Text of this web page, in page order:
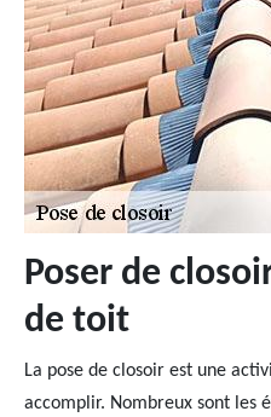
Poser de
de toit
La pose de closoir est une
accomplir. Nombreux sont les